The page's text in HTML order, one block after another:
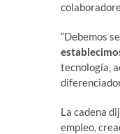
“Debemos
tecnología,
La cadena
empleo,